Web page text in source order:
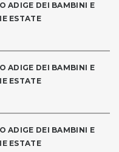
ADIGE DEI BAMBINI E
ESTATE
ADIGE DEI BAMBINI E
ESTATE
ADIGE DEI BAMBINI E
ESTATE